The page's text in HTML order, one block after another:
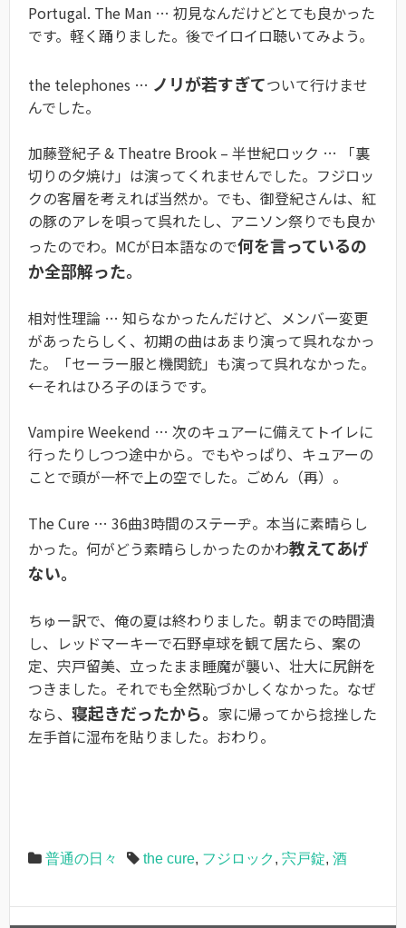
Portugal. The Man … 初見なんだけどとても良かった
です。軽く踊りました。後でイロイロ聴いてみよう。
the telephones … ノリが若すぎてついて行けませ
んでした。
加藤登紀子 & Theatre Brook – 半世紀ロック … 「裏
切りの夕焼け」は演ってくれませんでした。フジロッ
クの客層を考えれば当然か。でも、御登紀さんは、紅
の豚のアレを唄って呉れたし、アニソン祭りでも良か
ったのでわ。MCが日本語なので何を言っているの
か全部解った。
相対性理論 … 知らなかったんだけど、メンバー変更
があったらしく、初期の曲はあまり演って呉れなかっ
た。「セーラー服と機関銃」も演って呉れなかった。
←それはひろ子のほうです。
Vampire Weekend … 次のキュアーに備えてトイレに
行ったりしつつ途中から。でもやっぱり、キュアーの
ことで頭が一杯で上の空でした。ごめん（再）。
The Cure … 36曲3時間のステーヂ。本当に素晴らし
かった。何がどう素晴らしかったのかわ教えてあげ
ない。
ちゅー訳で、俺の夏は終わりました。朝までの時間潰
し、レッドマーキーで石野卓球を観て居たら、案の
定、宍戸留美、立ったまま睡魔が襲い、壮大に尻餅を
つきました。それでも全然恥づかしくなかった。なぜ
なら、 寝起きだったから。 家に帰ってから捻挫した
左手首に湿布を貼りました。おわり。
普通の日々 the cure, フジロック, 宍戸錠, 酒